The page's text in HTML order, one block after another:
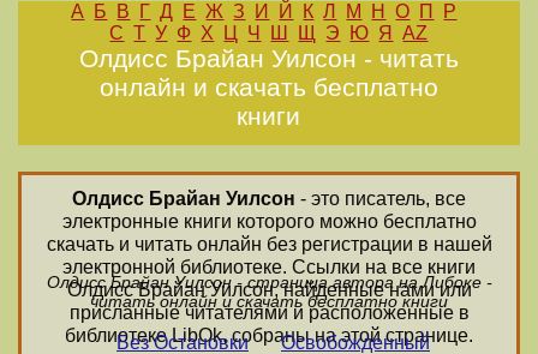
А Б В Г Д Е Ж З И Й К Л М Н О П
Р
С Т У Ф Х Ц Ч Ш Щ Э Ю Я AZ
Олдисс Брайан Уилсон - читать
онлайн и скачать бесплатно
книги
Олдисс Брайан Уилсон - это писатель, все
электронные книги которого можно бесплатно
скачать и читать онлайн без регистрации в нашей
электронной библиотеке. Ссылки на все книги
Олдисс Брайан Уилсон, найденные нами или
присланные читателями и расположенные в
библиотеке LibOk, собраны на этой странице.
Олдисс Брайан Уилсон - страница автора на Либоке -
читать онлайн и скачать бесплатно книги
Без Остановки
Освобожденный